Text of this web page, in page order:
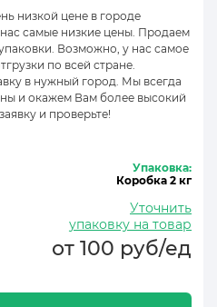
низкой цене в городе
самые низкие цены. Продаем
Возможно, у нас самое
по всей стране.
в нужный город. Мы всегда
и окажем Вам более высокий
и проверьте!
Упаковка:
Коробка 2 кг
Уточнить
упаковку на товар
от 100 руб/ед